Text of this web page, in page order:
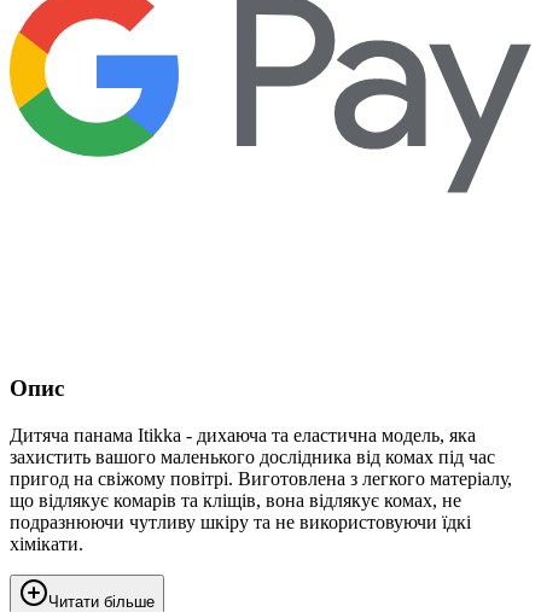
Опис
Дитяча панама Itikka - дихаюча та еластична модель, яка
захистить вашого маленького дослідника від комах під час
пригод на свіжому повітрі. Виготовлена ​​з легкого матеріалу,
що відлякує комарів та кліщів, вона відлякує комах, не
подразнюючи чутливу шкіру та не використовуючи їдкі
хімікати.
Читати більше